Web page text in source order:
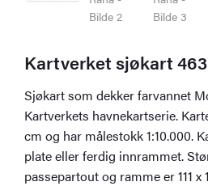
Kartverket sjøkart 463
Sjøkart som dekker farvannet
Kartverkets havnekartserie.
cm og har målestokk 1:10.000.
plate eller ferdig innrammet.
passepartout og ramme er 111 x